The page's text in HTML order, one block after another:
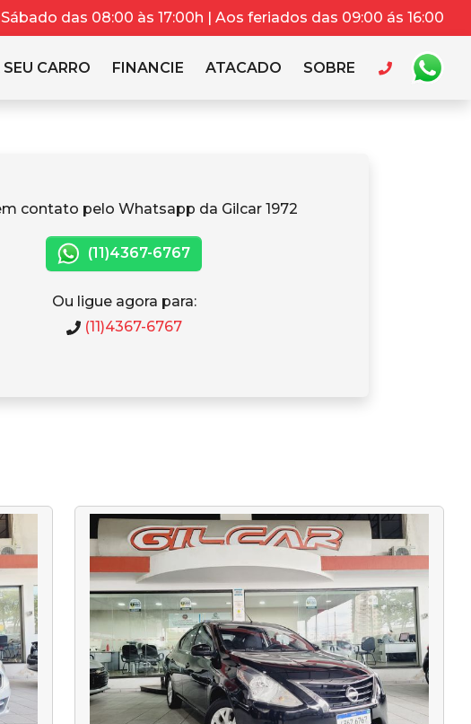
das 08:00 às 17:00h | Aos feriados das 09:00 ás 16:00
CARRO FINANCIE ATACADO SOBRE
contato pelo Whatsapp da Gilcar 1972
(11)4367-6767
Ou ligue agora para:
(11)4367-6767